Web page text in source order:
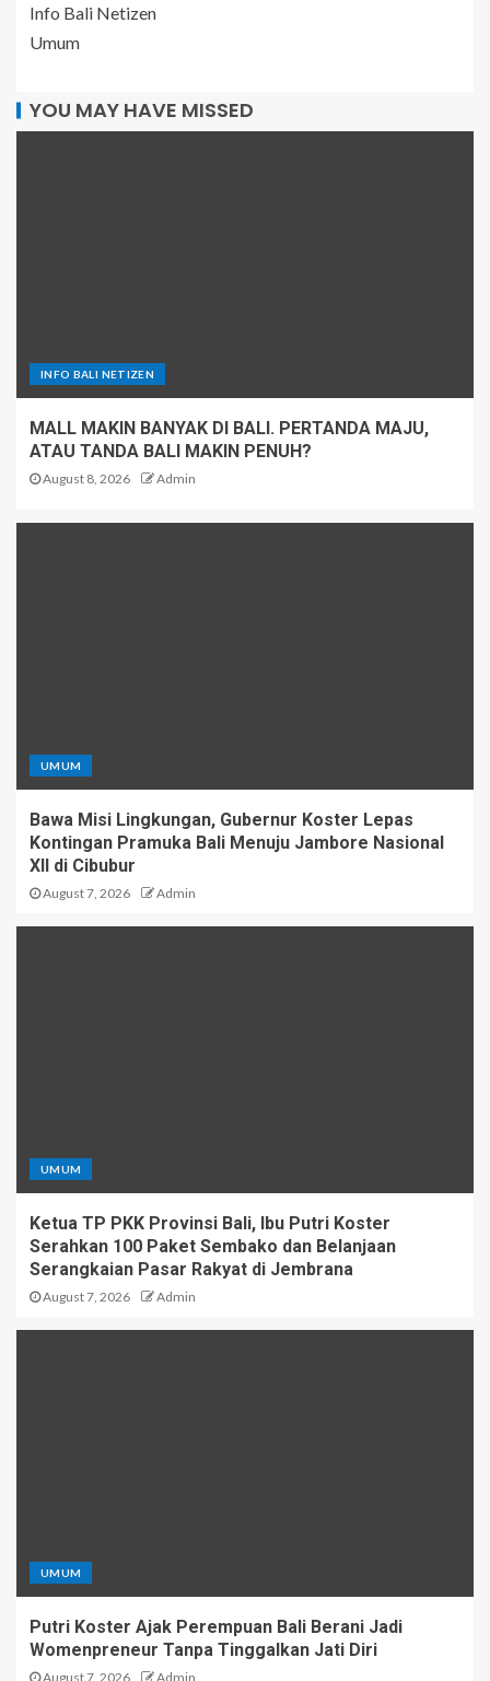
Info Bali Netizen
Umum
YOU MAY HAVE MISSED
INFO BALI NETIZEN
MALL MAKIN BANYAK DI BALI. PERTANDA MAJU,
ATAU TANDA BALI MAKIN PENUH?
August 8, 2026 Admin
UMUM
Bawa Misi Lingkungan, Gubernur Koster Lepas
Kontingan Pramuka Bali Menuju Jambore Nasional
XII di Cibubur
August 7, 2026 Admin
UMUM
Ketua TP PKK Provinsi Bali, Ibu Putri Koster
Serahkan 100 Paket Sembako dan Belanjaan
Serangkaian Pasar Rakyat di Jembrana
August 7, 2026 Admin
UMUM
Putri Koster Ajak Perempuan Bali Berani Jadi
Womenpreneur Tanpa Tinggalkan Jati Diri
August 7, 2026 Admin